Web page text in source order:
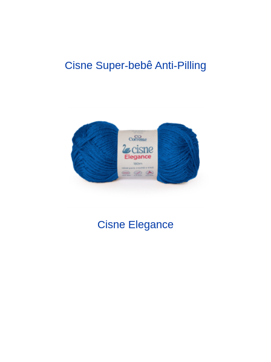
Cisne Super-bebê Anti-Pilling
Cisne Elegance